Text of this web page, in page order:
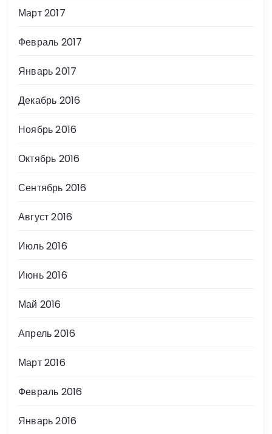
Март 2017
Февраль 2017
Январь 2017
Декабрь 2016
Ноябрь 2016
Октябрь 2016
Сентябрь 2016
Август 2016
Июль 2016
Июнь 2016
Май 2016
Апрель 2016
Март 2016
Февраль 2016
Январь 2016